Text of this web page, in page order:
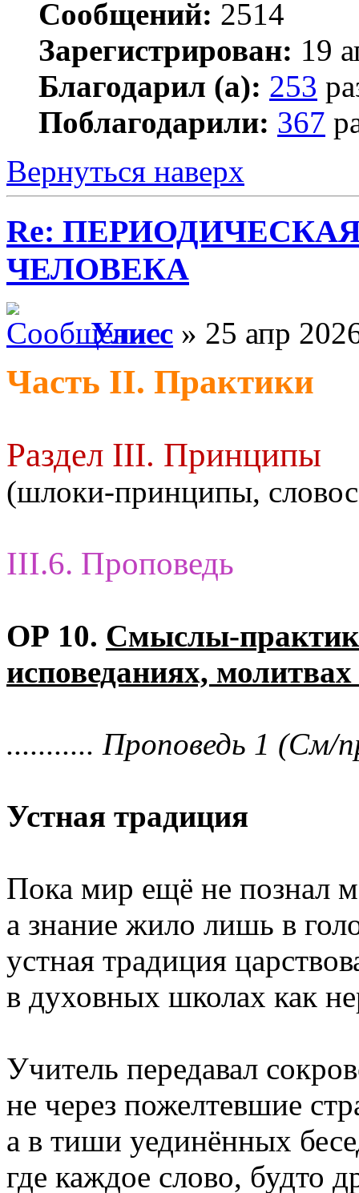
Сообщений: 2514
Зарегистрирован: 19
Благодарил (а): 253
Поблагодарили: 367
Вернуться наверх
Re:
ЧЕЛОВЕКА
Улисс » 25 апр
Часть II. Практики
Раздел III. Принципы
(шлоки-принципы,
III.6. Проповедь
ОР 10. Смыслы-практик
исповеданиях,
........... Проповедь 1 (См/
Устная традиция
Пока мир ещё не познал
а знание жило лишь в
устная традиция
в духовных школах как
Учитель передавал
не через пожелтевшие
а в тиши уединённых
где каждое слово, будто